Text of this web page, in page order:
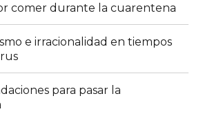
comer durante la cuarentena
e irracionalidad en tiempos
para pasar la